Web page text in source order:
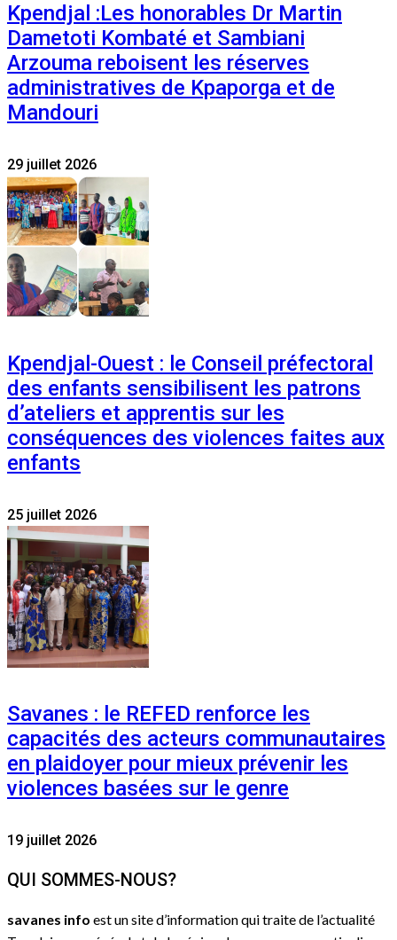
Kpendjal :Les honorables Dr Martin
Dametoti Kombaté et Sambiani
Arzouma reboisent les réserves
administratives de Kpaporga et de
Mandouri
29 juillet 2026
Kpendjal-Ouest : le Conseil préfectoral
des enfants sensibilisent les patrons
d’ateliers et apprentis sur les
conséquences des violences faites aux
enfants
25 juillet 2026
Savanes : le REFED renforce les
capacités des acteurs communautaires
en plaidoyer pour mieux prévenir les
violences basées sur le genre
19 juillet 2026
QUI SOMMES-NOUS?
savanes info est un site d’information qui traite de l’actualité